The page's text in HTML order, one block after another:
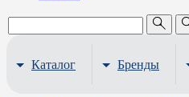
Каталог Бренды